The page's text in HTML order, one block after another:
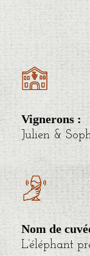
Vignerons : ​
Julien &
Nom de
L’éléphant